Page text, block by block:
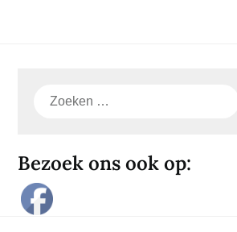
Zoeken
Bezoek ons ook op: